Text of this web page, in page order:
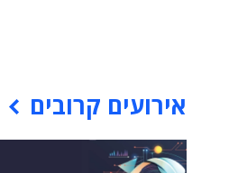
אירועים קרובים